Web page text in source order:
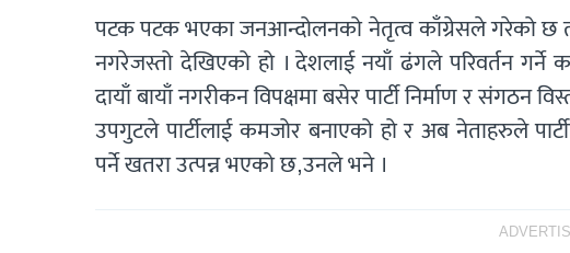
पटक पटक भएका जनआन्दोलनको नेतृत्व काँग्रेसले गरेको छ तर
नगरेजस्तो देखिएको हो । देशलाई नयाँ ढंगले परिवर्तन
दायाँ बायाँ नगरीकन विपक्षमा बसेर पार्टी निर्माण र संगठन
उपगुटले पार्टीलाई कमजोर बनाएको हो र अब नेताहरुले
पर्ने खतरा उत्पन्न भएको छ,उनले भने ।